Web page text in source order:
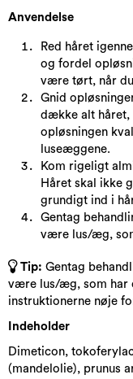
Anvendelse
Red håret
og fordel
være tørt, når
Gnid
dække alt håret,
opløsningen
luseæggene.
Kom rigeligt
Håret skal ikke
grundigt ind i
Gentag
være lus/æg,
Tip: Gentag
være lus/æg, som har
instruktionerne nøje
Indeholder
Dimeticon,
(mandelolie), prunus